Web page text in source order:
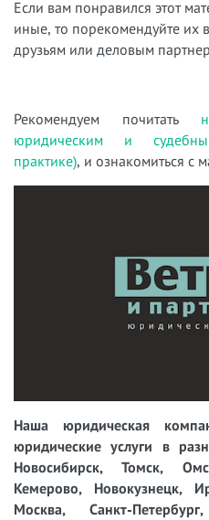
Если вам понравился этот
иные, то порекомендуйте их
друзьям или деловым
Рекомендуем почитать
юридическим и
практике), и ознакомиться с
Наша юридическая
юридические услуги в
Новосибирск, Томск,
Кемерово, Новокузнецк,
Москва, Санкт-